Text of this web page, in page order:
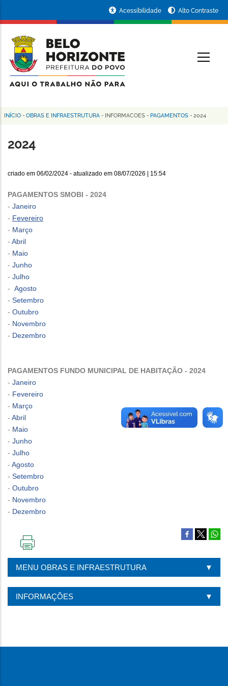
conteúdo
principal
da
Prefeitura
de
Horizonte
Acessibilidade Alto Contraste
Trilha
de
INÍCIO - OBRAS E INFRAESTRUTURA - INFORMACOES - PAGAMENTOS - 2024
2024
criado em 06/02/2024 - atualizado em 08/07/2026 | 15:54
PAGAMENTOS SMOBI - 2024
- Janeiro
- Fevereiro
- Março
- Abril
- Maio
- Junho
- Julho
- Agosto
- Setembro
- Outubro
- Novembro
- Dezembro
PAGAMENTOS FUNDO MUNICIPAL DE HABITAÇÃO - 2024
- Janeiro
- Fevereiro
- Março
- Abril
- Maio
- Junho
- Julho
- Agosto
- Setembro
- Outubro
- Novembro
- Dezembro
PÁGINA
MENU OBRAS E INFRAESTRUTURA
INFORMAÇÕES